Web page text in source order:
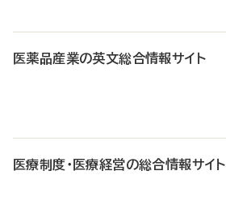
医薬品産業の英文総合情報サイト
医療制度・医療経営の総合情報サイト